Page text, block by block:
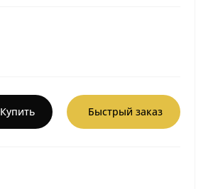
Купить Быстрый заказ